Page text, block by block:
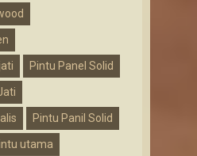
Pintu Panel Solid
Pintu Panil Solid
utama